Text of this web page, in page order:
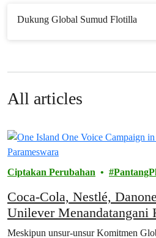
Dukung Global Sumud Flotilla
All articles
Ciptakan Perubahan
Coca-Cola, Nestlé,
Unilever Menandatangani
Global Tetapi Masih
Meskipun unsur-unsur Komitmen